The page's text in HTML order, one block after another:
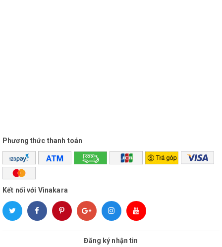
Phương thức thanh toán
Kết nối với Vinakara
Đăng ký nhận tin